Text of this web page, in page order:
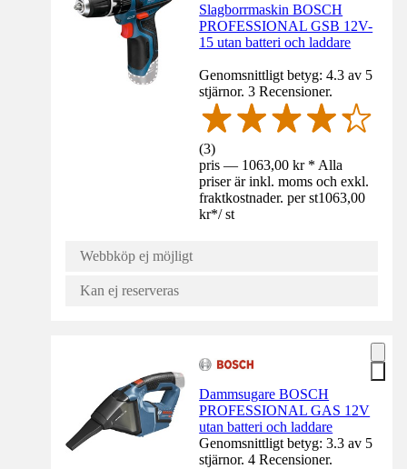
Slagborrmaskin BOSCH
PROFESSIONAL GSB 12V-
15 utan batteri och laddare
Genomsnittligt betyg: 4.3 av 5
stjärnor. 3 Recensioner.
(3)
pris — 1063,00 kr * Alla
priser är inkl. moms och exkl.
fraktkostnader. per st1063,00
kr*/ st
Webbköp ej möjligt
Kan ej reserveras
Dammsugare BOSCH
PROFESSIONAL GAS 12V
utan batteri och laddare
Genomsnittligt betyg: 3.3 av 5
stjärnor. 4 Recensioner.